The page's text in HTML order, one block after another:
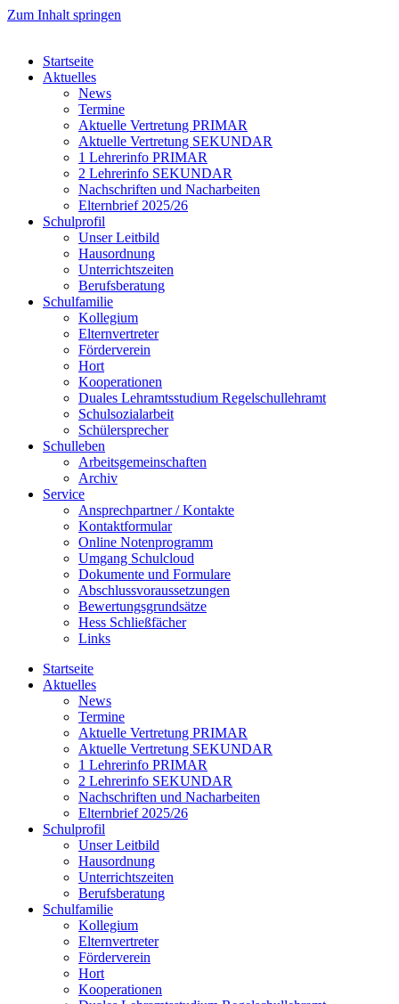
Zum Inhalt springen
Startseite
Aktuelles
News
Termine
Aktuelle Vertretung PRIMAR
Aktuelle Vertretung SEKUNDAR
1 Lehrerinfo PRIMAR
2 Lehrerinfo SEKUNDAR
Nachschriften und Nacharbeiten
Elternbrief 2025/26
Schulprofil
Unser Leitbild
Hausordnung
Unterrichtszeiten
Berufsberatung
Schulfamilie
Kollegium
Elternvertreter
Förderverein
Hort
Kooperationen
Duales Lehramtsstudium Regelschullehramt
Schulsozialarbeit
Schülersprecher
Schulleben
Arbeitsgemeinschaften
Archiv
Service
Ansprechpartner / Kontakte
Kontaktformular
Online Notenprogramm
Umgang Schulcloud
Dokumente und Formulare
Abschlussvoraussetzungen
Bewertungsgrundsätze
Hess Schließfächer
Links
Startseite
Aktuelles
News
Termine
Aktuelle Vertretung PRIMAR
Aktuelle Vertretung SEKUNDAR
1 Lehrerinfo PRIMAR
2 Lehrerinfo SEKUNDAR
Nachschriften und Nacharbeiten
Elternbrief 2025/26
Schulprofil
Unser Leitbild
Hausordnung
Unterrichtszeiten
Berufsberatung
Schulfamilie
Kollegium
Elternvertreter
Förderverein
Hort
Kooperationen